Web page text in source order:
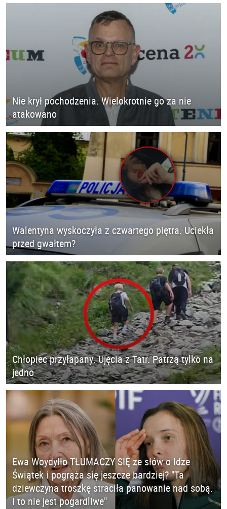
Nie krył pochodzenia. Wielokrotnie go za nie
atakowano
Walentyna wyskoczyła z czwartego piętra. Uciekła
przed gwałtem?
Chłopiec przyłapany. Ujęcia z Tatr. Patrzą tylko na
jedno
Ewa Woydyłło TŁUMACZY SIĘ ze słów o Idze
Świątek i pogrąża się jeszcze bardziej? "Ta
dziewczyna troszkę straciła panowanie nad sobą.
I to nie jest pogardliwe"